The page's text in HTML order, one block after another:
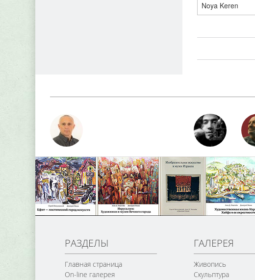
Noya Keren
РАЗДЕЛЫ
Главная страница
On-line галерея
ГАЛЕРЕЯ
Живопись
Скульптура